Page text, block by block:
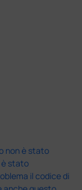
non è stato
è stato
il codice di